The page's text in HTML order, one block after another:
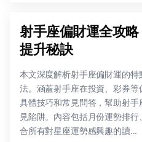
射手座偏財運全攻
提升秘訣
本文深度解析射手座偏財運的
法。涵蓋射手座在投資、彩券
具體技巧和常見問答，幫助射
見陷阱。內容包括月份運勢排
合所有對星座運勢感興趣的讀...